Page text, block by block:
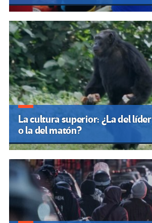
La cultura superior: ¿La del líder
o la del matón?